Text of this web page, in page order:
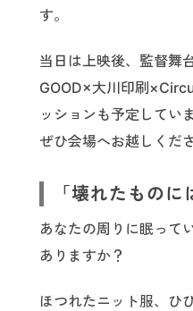
す。
当日は上映後、監督舞
GOOD×大川印刷
ッションも予定してい
ぜひ会場へお越しくださ
「壊れたものに
あなたの周りに眠って
ありますか？
ほつれたニット服、ひ